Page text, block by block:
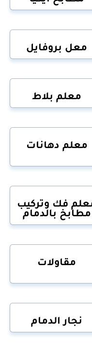
معل بروفايل
معلم بلاط
معلم دهانات
فك وتركيب
مطابخ بالدمام
مقاولات
نجار الدمام